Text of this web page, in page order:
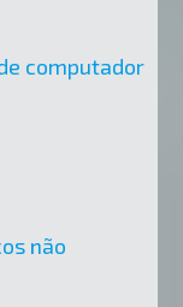
computador
não